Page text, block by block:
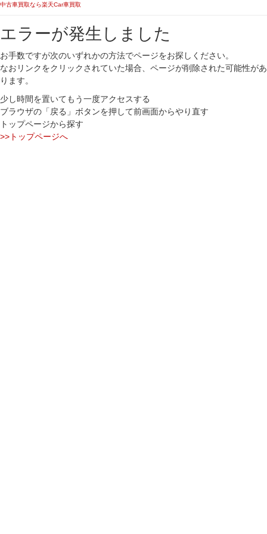
中古車買取なら楽天Car車買取
エラーが発生しました
お手数ですが次のいずれかの方法でページをお探しください。
なおリンクをクリックされていた場合、ページが削除された可能性があ
ります。
少し時間を置いてもう一度アクセスする
ブラウザの「戻る」ボタンを押して前画面からやり直す
トップページから探す
>>トップページへ